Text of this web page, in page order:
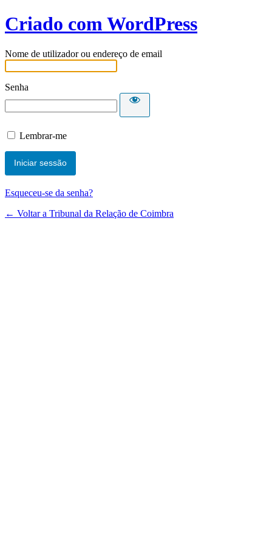
Criado com WordPress
Nome de utilizador ou endereço de email
Senha
Lembrar-me
Esqueceu-se da senha?
← Voltar a Tribunal da Relação de Coimbra